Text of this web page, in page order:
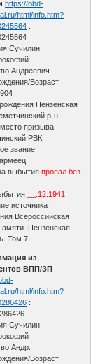
https://obd-
html/info.htm?
:
Сучилин
Андреевич
Возраст
Пензенская
р-н
призыва
РВК
звание
выбытияпропал без
__.12.1941
источника
Всероссийская
Пензенская
Том 7.
из
ВПП/ЗП
html/info.htm?
:
Сучилин
Андр.
Возраст